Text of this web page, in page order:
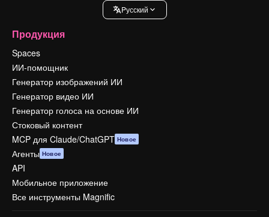
Pусский
Продукция
Spaces
ИИ-помощник
Генератор изображений ИИ
Генератор видео ИИ
Генератор голоса на основе ИИ
Стоковый контент
MCP для Claude/ChatGPT Новое
Агенты Новое
API
Мобильное приложение
Все инструменты Magnific